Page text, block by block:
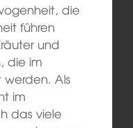
die
führen
und
die im
Als
im
das viele